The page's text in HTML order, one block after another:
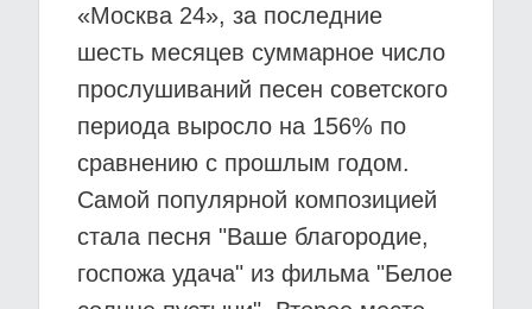
«Москва 24», за последние
шесть месяцев суммарное число
прослушиваний песен советского
периода выросло на 156% по
сравнению с прошлым годом.
Самой популярной композицией
стала песня "Ваше благородие,
госпожа удача" из фильма "Белое